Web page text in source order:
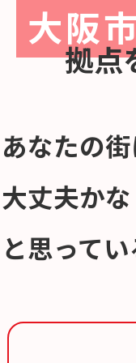
大阪
拠点
あなたの
大丈夫かな
と思って